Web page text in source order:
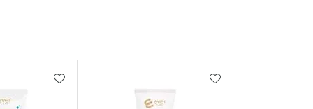
ADICIONAR AOS FAVORITOSADICIONAR AOS